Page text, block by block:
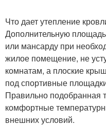
Что дает утепление
Дополнительную
или мансарду при
жилое помещение, не
комнатам, а плоские
под спортивные
Правильно подобранная
комфортные
внешних условий.